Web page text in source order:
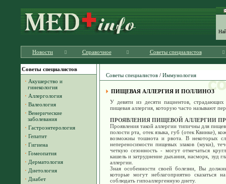
Новости Справочное Советы специалистов
Советы специалистов
· Акушерство и
гинекология
· Аллергология
· Валеология
· Венерические
заболевания
· Гастроэнтерология
· Гепатит
· Гигиена
· Гомеопатия
· Дерматология
· Диетология
· Диабет
Советы специалистов / Иммунология
ПИЩЕВАЯ АЛЛЕРГИЯ И ПОЛЛИНОЗ
У девяти из десяти пациентов, страдающих
пищевая аллергия, которую часто называют
ПРОЯВЛЕНИЯ ПИЩЕВОЙ АЛЛЕРГИИ
Проявления такой аллергии типичны для
полости рта, отек языка, губ (отек Квинке),
возможны тошнота и рвота. В некоторых
непереносимости пищевых злаков (муки),
четкую сезонность - могут отмечаться
кашель и затруднение дыхания, насморк, зуд
аллергии.
Зная особенности своей болезни, Вы
которые могут неблагоприятно сказаться
соблюдать гипоаллергенную диету.